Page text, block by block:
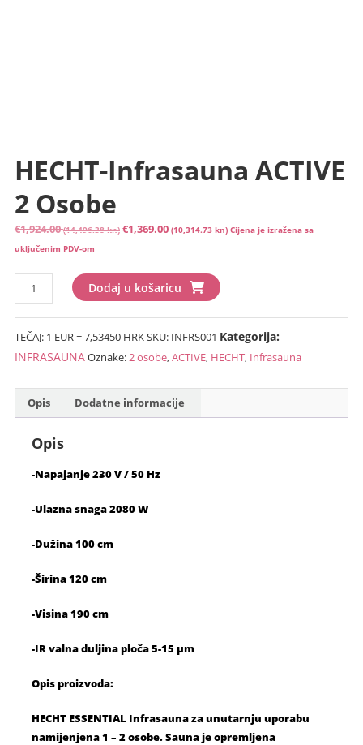
HECHT-Infrasauna ACTIVE
2 Osobe
€1,924.00 (14,496.38 kn) Izvorna
je:
€1,924.00
(14,496.38
kn).
€1,369.00 (10,314.73 kn)Trenutna
kn).
Cijena je izražena sa
uključenim PDV-om
HECHT-
Infrasauna
ACTIVE
2
osobe
Dodaj u košaricu
TEČAJ: 1 EUR = 7,53450 HRKSKU: INFRS001 Kategorija:
INFRASAUNAOznake:2 osobe,ACTIVE, HECHT, Infrasauna
Opis Dodatne informacije
Opis
-Napajanje 230 V / 50 Hz
-Ulazna snaga 2080 W
-Dužina 100 cm
-Širina 120 cm
-Visina 190 cm
-IR valna duljina ploča 5-15 μm
Opis proizvoda:
HECHT ESSENTIAL Infrasauna za unutarnju uporabu
namijenjena 1 – 2 osobe. Sauna je opremljena